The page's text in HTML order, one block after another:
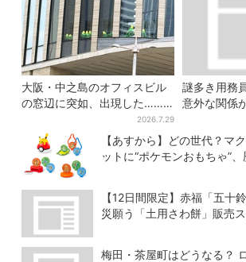
大阪・中之島のオフィスビル
の窓辺に突如、出現した……
巨大インコ「何かいる」「朝
からビビった」、その正体と
は？
2026.7.29
謎多き用務
意外な関係
【あすから】どの世代？マ
ットに“ポケモンおもちゃ”
【12日間限定】赤福「五十
災願う「土用さわ餅」販売
梅田・茶屋町はどうなる？